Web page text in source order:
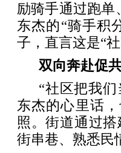
励骑手通过跑
东杰的“骑手积
子，直言这是“
双向奔赴促
“社区把我
东杰的心里话
照。街道通过
街串巷、熟悉民